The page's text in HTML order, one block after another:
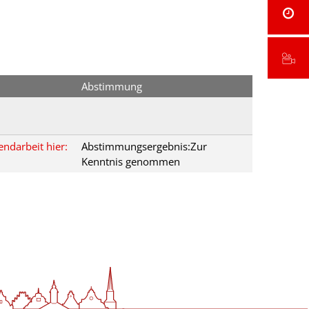
Abstimmung
hier:
Abstimmungsergebnis:Zur
Kenntnis genommen